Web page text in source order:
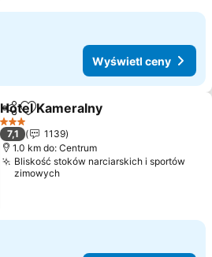
Wyświetl ceny
Udostępnij
Dodaj do ulubionych
Hotel Kameralny
3 Kategoria
7,1
1139
1.0 km do: Centrum
Bliskość stoków narciarskich i sportów
zimowych